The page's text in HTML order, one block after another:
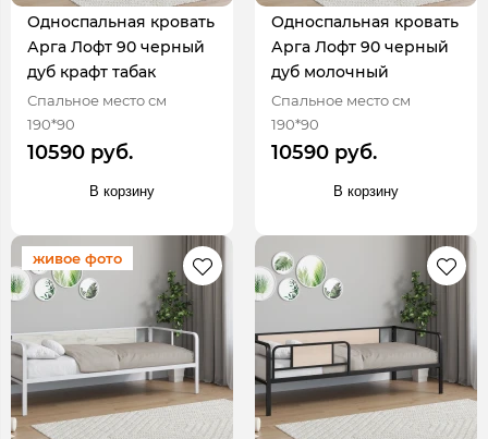
Односпальная кровать
Арга Лофт 90 черный
дуб крафт табак
Спальное место см
190*90
10590 руб.
В корзину
Односпальная кровать
Арга Лофт 90 черный
дуб молочный
Спальное место см
190*90
10590 руб.
В корзину
живое фото